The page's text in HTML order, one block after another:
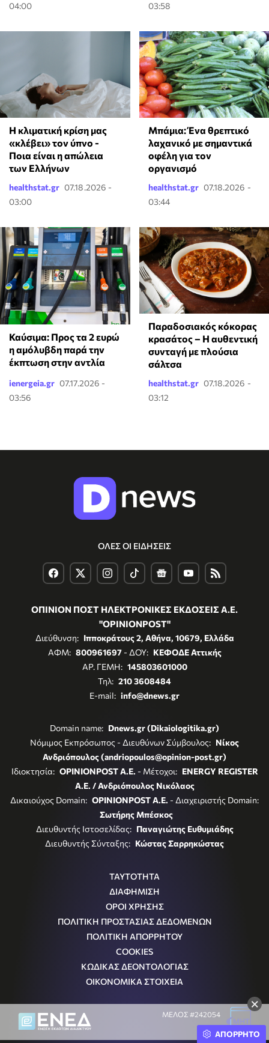
×
04:00
03:58
Η κλιματική κρίση μας
«κλέβει» τον ύπνο -
Ποια είναι η απώλεια
των Ελλήνων
healthstat.gr 07.18.2026 -
03:00
Μπάμια: Ένα θρεπτικό
λαχανικό με σημαντικά
οφέλη για τον
οργανισμό
healthstat.gr 07.18.2026 -
03:44
Καύσιμα: Προς τα 2 ευρώ
η αμόλυβδη παρά την
έκπτωση στην αντλία
ienergeia.gr 07.17.2026 -
03:56
Παραδοσιακός κόκορας
κρασάτος – Η αυθεντική
συνταγή με πλούσια
σάλτσα
healthstat.gr 07.18.2026 -
03:12
ΟΛΕΣ ΟΙ ΕΙΔΗΣΕΙΣ
ΟΠΙΝΙΟΝ ΠΟΣΤ ΗΛΕΚΤΡΟΝΙΚΕΣ ΕΚΔΟΣΕΙΣ Α.Ε.
"OPINIONPOST"
Διεύθυνση: Ιπποκράτους 2, Αθήνα, 10679, Ελλάδα
ΑΦΜ: 800961697- ΔΟΥ: ΚΕΦΟΔΕ Αττικής
ΑΡ. ΓΕΜΗ: 145803601000
Τηλ: 210 3608484
E-mail: info@dnews.gr
Domain name: Dnews.gr (Dikaiologitika.gr)
Νόμιμος Εκπρόσωπος - Διευθύνων Σύμβουλος: Νίκος
Ανδριόπουλος (andriopoulos@opinion-post.gr)
Ιδιοκτησία: OPINIONPOST A.E. - Μέτοχοι: ENERGY REGISTER
Α.Ε. / Ανδριόπουλος Νικόλαος
Δικαιούχος Domain: OPINIONPOST A.E. - Διαχειριστής Domain:
Σωτήρης Μπέσκος
Διευθυντής Ιστοσελίδας: Παναγιώτης Ευθυμιάδης
Διευθυντής Σύνταξης: Κώστας Σαρρηκώστας
ΤΑΥΤΟΤΗΤΑ
ΔΙΑΦΗΜΙΣΗ
ΟΡΟΙ ΧΡΗΣΗΣ
ΠΟΛΙΤΙΚΗ ΠΡΟΣΤΑΣΙΑΣ ΔΕΔΟΜΕΝΩΝ
ΠΟΛΙΤΙΚΗ ΑΠΟΡΡΗΤΟΥ
COOKIES
ΚΩΔΙΚΑΣ ΔΕΟΝΤΟΛΟΓΙΑΣ
ΟΙΚΟΝΟΜΙΚΑ ΣΤΟΙΧΕΙΑ
ΜΕΛΟΣ #242054
Μ.Η.Τ.
ΑΠΟΡΡΗΤΟ